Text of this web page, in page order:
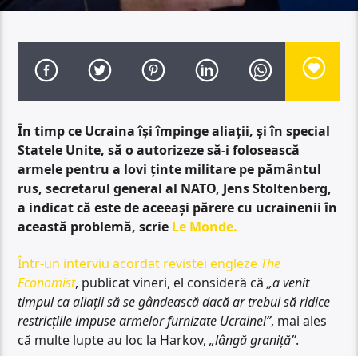
În timp ce Ucraina își împinge aliații, și în special
Statele Unite, să o autorizeze să-i folosească
armele pentru a lovi ținte militare pe pământul
rus, secretarul general al NATO, Jens Stoltenberg,
a indicat că este de aceeași părere cu ucrainenii în
această problemă, scrie Le Monde.
Într-un interviu acordat revistei engleze The
Economist, publicat vineri, el consideră că„a venit
timpul ca aliații să se gândească dacă ar trebui să ridice
restricțiile impuse armelor furnizate Ucrainei”, mai ales
că multe lupte au loc la Harkov,„lângă graniță”.